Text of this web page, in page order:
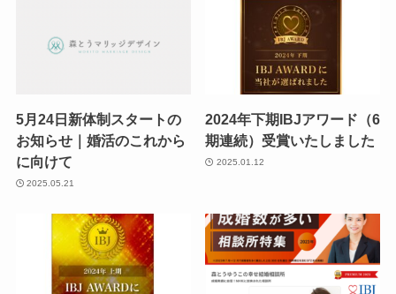
5月24日新体制スタートの
お知らせ｜婚活のこれから
に向けて
2025.05.21
2024年下期IBJアワード（6
期連続）受賞いたしました
2025.01.12